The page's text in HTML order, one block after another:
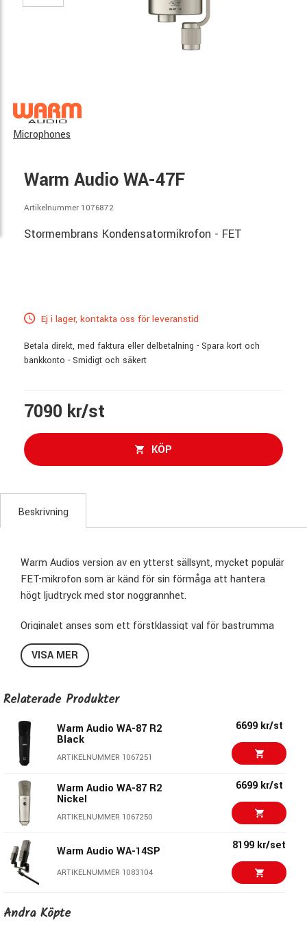
Microphones
Warm Audio WA-47F
Artikelnummer 1076872
Stormembrans Kondensatormikrofon - FET
Ej i lager, kontakta oss för leveranstid
Betala direkt, med faktura eller delbetalning - Spara kort och
bankkonto - Smidigt och säkert
7090 kr/st
KÖP
Beskrivning
Warm Audios version av en ytterst sällsynt, mycket populär
FET-mikrofon som är känd för sin förmåga att hantera
högt ljudtryck med stor noggrannhet.
Originalet anses som ett förstklassigt val för bastrumma
och sång i studior världen över. Ljudet i WA-47F är trogen
den ursprungliga FET-kondensatormikrofonen
starkt mellanregister, blåsinstrument, akustisk bas, bas och
Key Features
Gold Sputtered, Large Diaphragm, Single Backplate, K47
Style Capsule
Custom TAB-Funkenwerk (AMI) USA Output
Transformer
Polar Pattern: Cardioid
Max SPL: 137dB, 147dB with 10dB pad engaged
VISA MER
Relaterade Produkter
Warm Audio WA-87 R2
Black
ARTIKELNUMMER 1067251
6699 kr/st
Warm Audio WA-87 R2
Nickel
ARTIKELNUMMER 1067250
6699 kr/st
Warm Audio WA-14SP
ARTIKELNUMMER 1083104
8199 kr/set
Warm Audio WA-47
Andra Köpte